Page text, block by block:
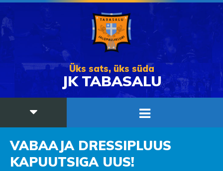
Üks sats, üks süda
JK TABASALU
VABAAJA DRESSIPLUUS
KAPUUTSIGA UUS!